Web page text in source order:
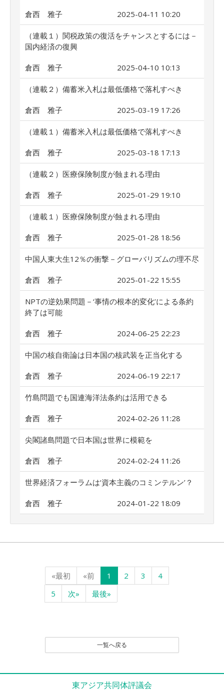
倉西 雅子 2025-04-11 10:20
（連載１）関税政策の復活をチャンスとするには－
国内経済の復興
倉西 雅子 2025-04-10 10:13
（連載２）備蓄米入札は最低価格で落札すべき
倉西 雅子 2025-03-19 17:26
（連載１）備蓄米入札は最低価格で落札すべき
倉西 雅子 2025-03-18 17:13
（連載２）医療保険制度が蝕まれる理由
倉西 雅子 2025-01-29 19:10
（連載１）医療保険制度が蝕まれる理由
倉西 雅子 2025-01-28 18:56
中国人東大生12％の衝撃－グローバリズムの理不尽
倉西 雅子 2025-01-22 15:55
NPTの逆効果問題－‘事情の根本的変化’による条約
終了は可能
倉西 雅子 2024-06-25 22:23
中国の核自衛論は日本国の核武装を正当化する
倉西 雅子 2024-06-19 22:17
竹島問題でも国連海洋法条約は活用できる
倉西 雅子 2024-02-26 11:28
尖閣諸島問題で日本国は世界に模範を
倉西 雅子 2024-02-24 11:26
世界経済フォーラムは‘資本主義のコミンテルン’？
倉西 雅子 2024-01-22 18:09
«最初 «前 1 2 3
4
5
次» 最後»
一覧へ戻る
東アジア共同体評議会